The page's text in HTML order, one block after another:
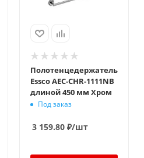
Полотенцедержатель
Essco AEC-CHR-1111NB
длиной 450 мм Хром
Под заказ
3 159.80₽/шт